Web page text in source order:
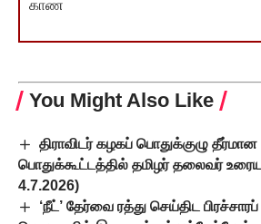
காண
You Might Also Like
திராவிடர் கழகப் பொதுக்குழு
பொதுக்கூட்டத்தில் தமிழர் தலைவர்
4.7.2026)
‘நீட்’ தேர்வை ரத்து செய்திட